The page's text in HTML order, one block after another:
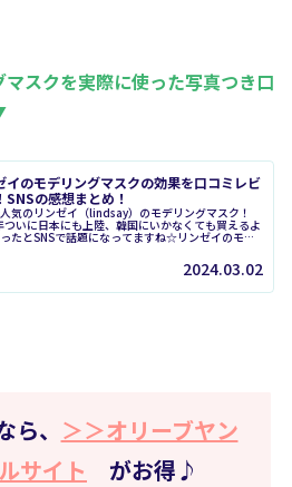
スクを実際に使った写真つき口
イのモデリングマスクの効果を口コミレビ
SNSの感想まとめ！
気のリンゼイ（lindsay）のモデリングマスク！
ついに日本にも上陸、韓国にいかなくても買えるよ
たとSNSで話題になってますね☆リンゼイのモデ
2024.03.02
ら、 ＞＞オリーブヤン
サイト
がお得♪